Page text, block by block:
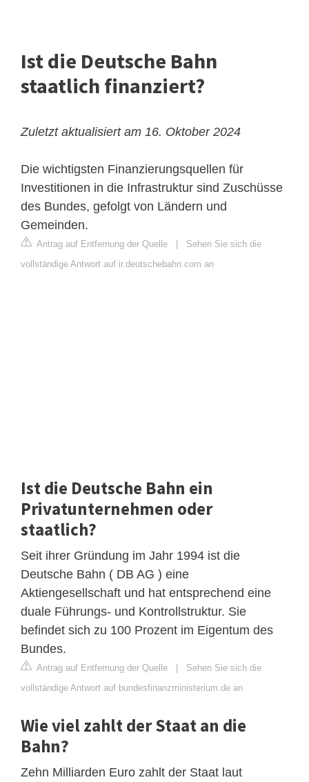
Ist die Deutsche Bahn
staatlich finanziert?
Zuletzt aktualisiert am 16. Oktober 2024
Die wichtigsten Finanzierungsquellen für
Investitionen in die Infrastruktur sind Zuschüsse
des Bundes, gefolgt von Ländern und
Gemeinden.
Antrag auf Entfernung der Quelle
Sehen Sie sich die
vollständige Antwort auf ir.deutschebahn.com an
Ist die Deutsche Bahn ein
Privatunternehmen oder
staatlich?
Seit ihrer Gründung im Jahr 1994 ist die
Deutsche Bahn ( DB AG ) eine
Aktiengesellschaft und hat entsprechend eine
duale Führungs- und Kontrollstruktur. Sie
befindet sich zu 100 Prozent im Eigentum des
Bundes.
Antrag auf Entfernung der Quelle
Sehen Sie sich die
vollständige Antwort auf bundesfinanzministerium.de an
Wie viel zahlt der Staat an die
Bahn?
Zehn Milliarden Euro zahlt der Staat laut